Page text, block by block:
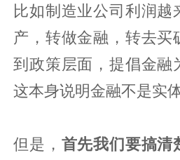
比如制造业公司利润越
产，转做金融，转去买
到政策层面，提倡金融
这本身说明金融不是实
但是， 首先我们要搞清